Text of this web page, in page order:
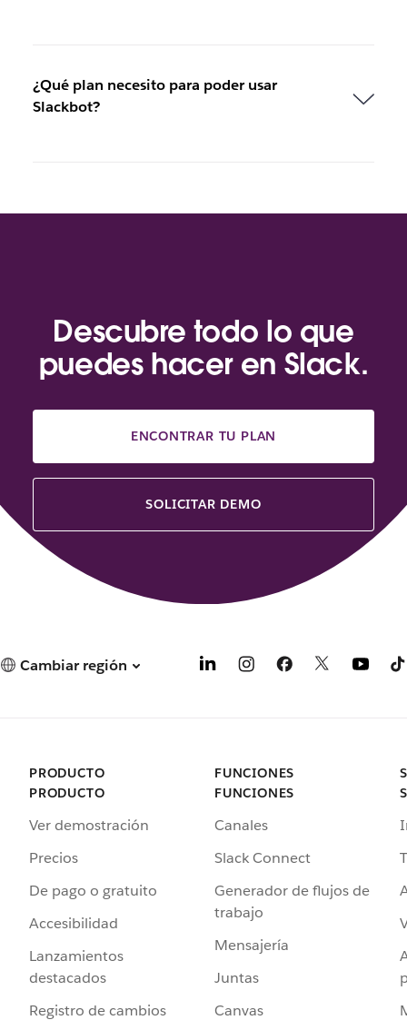
¿Qué plan necesito para poder usar
Slackbot?
Descubre todo lo que
puedes hacer en Slack.
ENCONTRAR TU PLAN
SOLICITAR DEMO
Cambiar región
PRODUCTO
PRODUCTO
Ver demostración
Precios
De pago o gratuito
Accesibilidad
Lanzamientos
destacados
Registro de cambios
FUNCIONES
FUNCIONES
Canales
Slack Connect
Generador de flujos de
trabajo
Mensajería
Juntas
Canvas